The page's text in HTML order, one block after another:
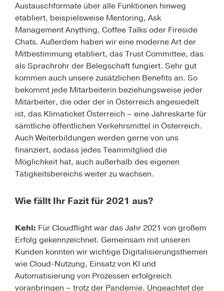
Austauschformate über alle Funktionen hinweg
etabliert, beispielsweise Mentoring, Ask
Management Anything, Coffee Talks oder Fireside
Chats. Außerdem haben wir eine moderne Art der
Mitbestimmung etabliert, das Trust Committee, das
als Sprachrohr der Belegschaft fungiert. Sehr gut
kommen auch unsere zusätzlichen Benefits an. So
bekommt jede Mitarbeiterin beziehungsweise jeder
Mitarbeiter, die oder der in Österreich angesiedelt
ist, das Klimaticket Österreich – eine Jahreskarte für
sämtliche öffentlichen Verkehrsmittel in Österreich.
Auch Weiterbildungen werden gerne von uns
finanziert, sodass jedes Teammitglied die
Möglichkeit hat, auch außerhalb des eigenen
Tätigkeitsbereichs weiter zu wachsen.
Wie fällt Ihr Fazit für 2021 aus?
Kehl: Für Cloudflight war das Jahr 2021 von großem
Erfolg gekennzeichnet. Gemeinsam mit unseren
Kunden konnten wir wichtige Digitalisierungsthemen
wie Cloud-Nutzung, Einsatz von KI und
Automatisierung von Prozessen erfolgreich
voranbringen – trotz der Pandemie. Ungeachtet der